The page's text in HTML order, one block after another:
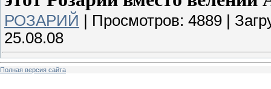
РОЗАРИЙ | Просмотров: 4889 |
25.08.08
Полная версия сайта